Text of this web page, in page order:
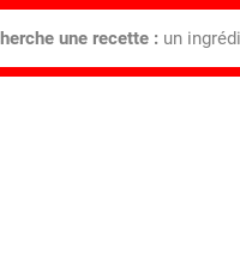
une recette : un